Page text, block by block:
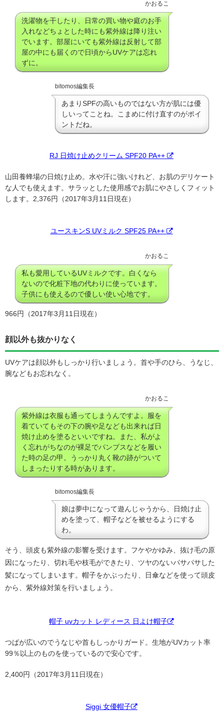
かおるこ
洗濯物を干したり、日常の買い物や庭のお手
入れなどちょとした時にも紫外線は降り注い
でいます。部屋にいても紫外線は反射して部
屋の中にも届くので日頃からUVケアは忘れ
ずに。
bitomos編集長
あまりSPFの高いものではない方が肌には優
しいってことね。こまめに付け直すのがポイ
ントだね。
RJ 日焼け止めクリーム SPF20 PA++
山田養蜂場の日焼け止め。水や汗に強いけれど、お肌のデリケート
な人でも使えます。サラッとした使用感でお肌にやさしくフィット
します。 2,376円（2017年3月11日現在）
ユースキンS UVミルク SPF25 PA++
かおるこ
私も愛用しているUVミルクです。白くなら
ないので化粧下地の代わりに使っています。
子供にも使えるので優しい使い心地です。
966円（2017年3月11日現在）
顔以外も抜かりなく
UVケアは顔以外もしっかり行いましょう。首や手のひら、うなじ、
腕などもお忘れなく。
かおるこ
紫外線は衣服も通ってしまうんですよ。服を
着ていてもその下の腕や足なども出来れば日
焼け止めを塗るといいですね。また、私がよ
く忘れがちなのが裸足でパンプスなどを履い
た時の足の甲。うっかり丸く靴の跡がついて
しまったりする時があります。
bitomos編集長
娘は夢中になって遊んじゃうから、日焼け止
めを塗って、帽子などを被せるようにする
わ。
そう、頭皮も紫外線の影響を受けます。フケやかゆみ、抜け毛の原
因になったり、切れ毛や枝毛ができたり、ツヤのないパサパサした
髪になってしまいます。帽子をかぶったり、日傘などを使って頭皮
から、紫外線対策を行いましょう。
帽子 uvカット レディース 日よけ帽子
つばが広いのでうなじや首もしっかりガード。生地がUVカット率
99％以上のものを使っているので安心です。
2,400円（2017年3月11日現在）
Siggi 女優帽子